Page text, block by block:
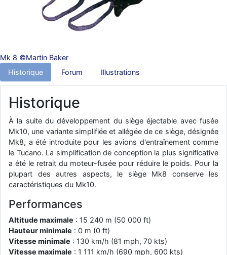
: Ça me casse quand même bien les pieds, j’avoue
: Pour moi tout est à nouveau OK dirait-on… Merci à toi.
d9pouces
: j'ai trouvé un palliatif un peu violent, mais ça devrait aller
un peu mieux
par terre
jericho: Ah ben je peux te confirmer que j'étais resté dans le filtre…
d9pouces: Désolé ! Mon filtrage a été un peu trop violent
manifestement
tout voir
Mk 8 ©Martin Baker
Historique
Forum Illustrations
Historique
À la suite du développement du siège éjectable avec fusée
Mk10, une variante simplifiée et allégée de ce siège, désignée
Mk8, a été introduite pour les avions d'entraînement comme
le Tucano. La simplification de conception la plus significative
a été le retrait du moteur-fusée pour réduire le poids. Pour la
plupart des autres aspects, le siège Mk8 conserve les
caractéristiques du Mk10.
Performances
Altitude maximale : 15 240 m (50 000 ft)
Hauteur minimale : 0 m (0 ft)
Vitesse minimale : 130 km/h (81 mph, 70 kts)
Vitesse maximale : 1 111 km/h (690 mph, 600 kts)